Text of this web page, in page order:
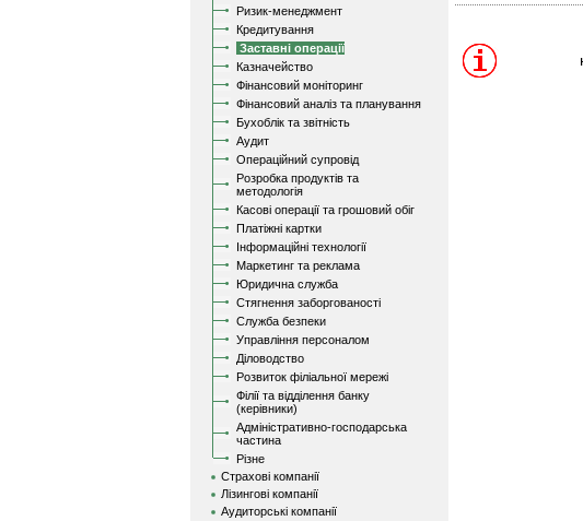
Ризик-менеджмент
Кредитування
Заставні операції
Казначейство
Фінансовий моніторинг
Фінансовий аналіз та планування
Бухоблік та звітність
Аудит
Операційний супровід
Розробка продуктів та
методологія
Касові операції та грошовий обіг
Платіжні картки
Інформаційні технології
Маркетинг та реклама
Юридична служба
Стягнення заборгованості
Служба безпеки
Управління персоналом
Діловодство
Розвиток філіальної мережі
Філії та відділення банку
(керівники)
Адміністративно-господарська
частина
Різне
Страхові компанії
Лізингові компанії
Аудиторські компанії